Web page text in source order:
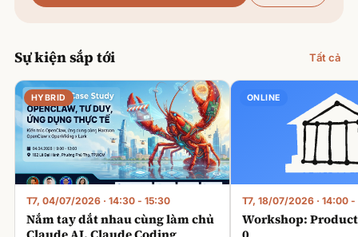
Sự kiện sắp tới Tất cả
HYBRID
T7, 04/07/2026 · 14:30 - 15:30
Nắm tay dắt nhau cùng làm chủ
ONLINE
T7, 18/07/2026 · 14:00 -
Workshop: